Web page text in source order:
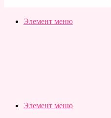
Slubovju.ru
Бесплатные
Элемент меню
Элемент меню